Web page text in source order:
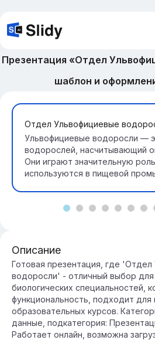
Презентация «Отдел
шаблон и
Отдел Ульвофициевые
Ульвофициевые водоросли —
водорослей, насчитывающий
Они играют значительную
используются в пищевой
Описание
Готовая презентация, где
водоросли' - отличный выбор для
биологических специальностей,
функциональность, подходит для
образовательных курсов.
данные, подкатегория:
Работает онлайн, возможна